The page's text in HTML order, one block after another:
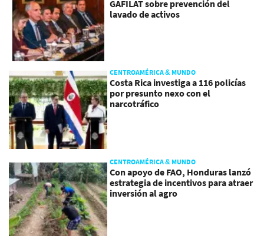
GAFILAT sobre prevención del
lavado de activos
CENTROAMÉRICA & MUNDO
Costa Rica investiga a 116 policías
por presunto nexo con el
narcotráfico
CENTROAMÉRICA & MUNDO
Con apoyo de FAO, Honduras lanzó
estrategia de incentivos para atraer
inversión al agro